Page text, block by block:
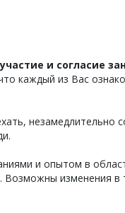
и согласие
каждый из Вас
незамедлительно
и опытом в
Возможны изменения в